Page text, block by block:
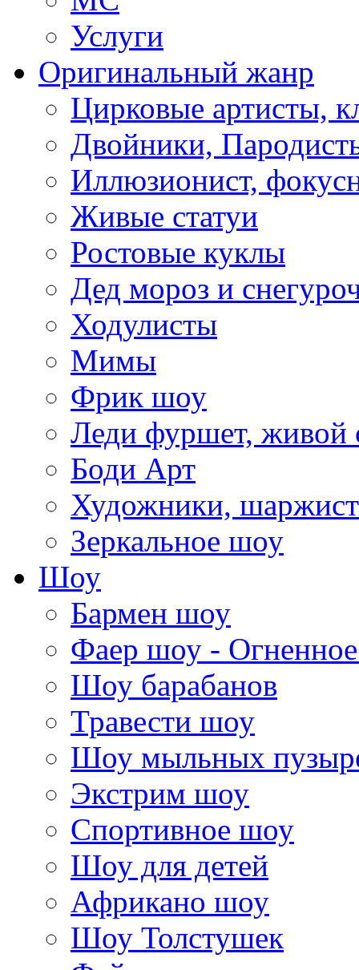
Услуги
Оригинальный жанр
Цирковые артисты,
Двойники,
Иллюзионист,
Живые статуи
Ростовые куклы
Дед мороз и
Ходулисты
Мимы
Фрик шоу
Леди фуршет, живой
Боди Арт
Художники,
Зеркальное шоу
Шоу
Бармен шоу
Фаер шоу -
Шоу барабанов
Травести шоу
Шоу мыльных
Экстрим шоу
Спортивное шоу
Шоу для детей
Африкано шоу
Шоу Толстушек